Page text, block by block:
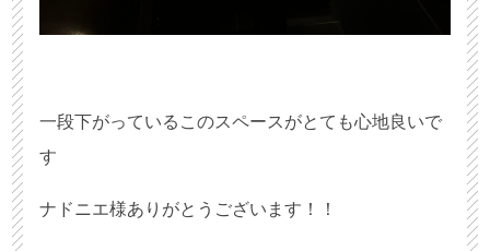
一段下がっているこのスペースがとても心地良いで
す
ナドニエ様ありがとうございます！！